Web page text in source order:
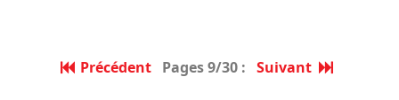
Précédent Pages 9/30 : Suivant